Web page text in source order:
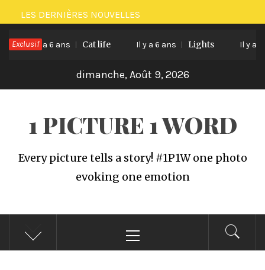
Passer
au
contenu
LES DERNIÈRES NOUVELLES
Exclusif
Il y a 6 ans Cat life Il y a 6 ans Lights Il y a 6
dimanche, Août 9, 2026
1 PICTURE 1 WORD
Every picture tells a story! #1P1W one photo
evoking one emotion
principal